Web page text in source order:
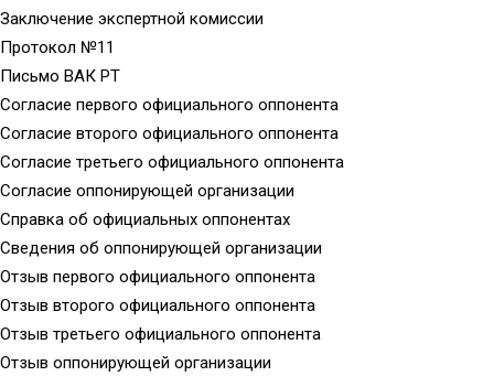
Заключение экспертной комиссии
Протокол №11
Письмо ВАК РТ
Согласие первого официального оппонента
Согласие второго официального оппонента
Согласие третьего официального оппонента
Согласие оппонирующей организации
Справка об официальных оппонентах
Сведения об оппонирующей организации
Отзыв первого официального оппонента
Отзыв второго официального оппонента
Отзыв третьего официального оппонента
Отзыв оппонирующей организации